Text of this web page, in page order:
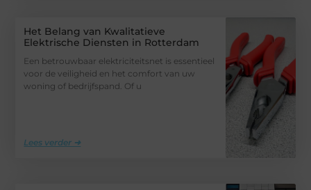
Het Belang van Kwalitatieve
Elektrische Diensten in Rotterdam
Een betrouwbaar elektriciteitsnet is essentieel
voor de veiligheid en het comfort van uw
woning of bedrijfspand. Of u
Lees verder ➜